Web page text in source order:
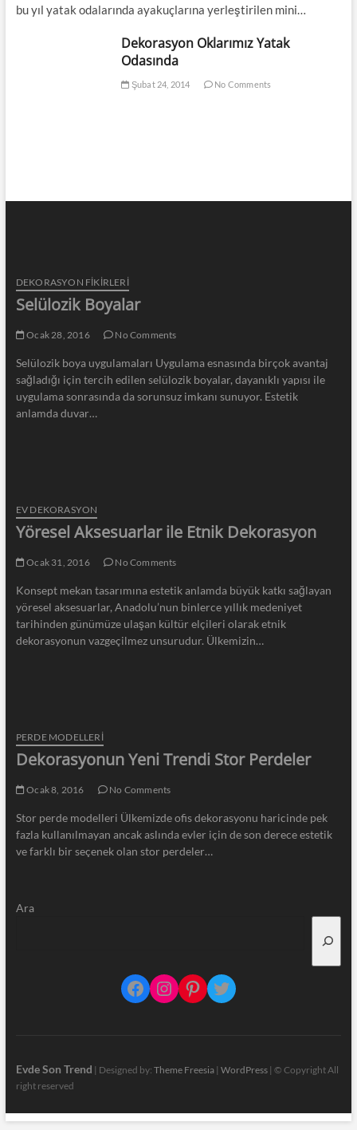
bu yıl yatak odalarında ayakuçlarına yerleştirilen mini…
Dekorasyon Oklarımız Yatak
Odasında
Şubat 24, 2014 No Comments
DEKORASYON FİKİRLERİ
Selülozik Boyalar
Ocak 28, 2016 No Comments
Selülozik boya uygulamaları Uygulama esnasında birçok avantaj
sağladığı için tercih edilen selülozik boyalar, dayanıklı yapısı ile
uygulama sonrasında da sorunsuz imkanı sunuyor. Estetik
anlamda duvar…
EV DEKORASYON
Yöresel Aksesuarlar ile Etnik Dekorasyon
Ocak 31, 2016 No Comments
Konsept mekan tasarımına estetik anlamda büyük katkı sağlayan
yöresel aksesuarlar, Anadolu’nun binlerce yıllık medeniyet
tarihinden günümüze ulaşan kültür elçileri olarak etnik
dekorasyonun vazgeçilmez unsurudur. Ülkemizin…
PERDE MODELLERI
Dekorasyonun Yeni Trendi Stor Perdeler
Ocak 8, 2016 No Comments
Stor perde modelleri Ülkemizde ofis dekorasyonu haricinde pek
fazla kullanılmayan ancak aslında evler için de son derece estetik
ve farklı bir seçenek olan stor perdeler…
Ara
Facebook
Instagram
Pinterest
Twitter
Evde Son Trend | Designed by: Theme Freesia| WordPress| © Copyright All
right reserved